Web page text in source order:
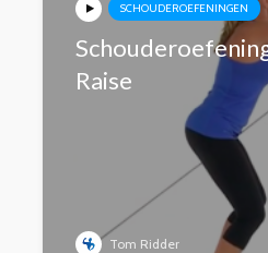
SCHOUDEROEFENINGEN
Raise
Tom Ridder